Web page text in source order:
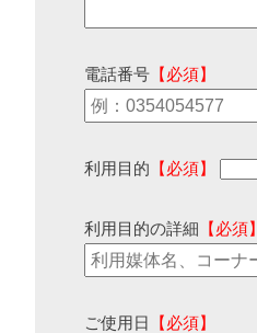
電話番号 【必須】
利用目的 【必須】
利用目的の詳細 【必須】
ご使用日 【必須】